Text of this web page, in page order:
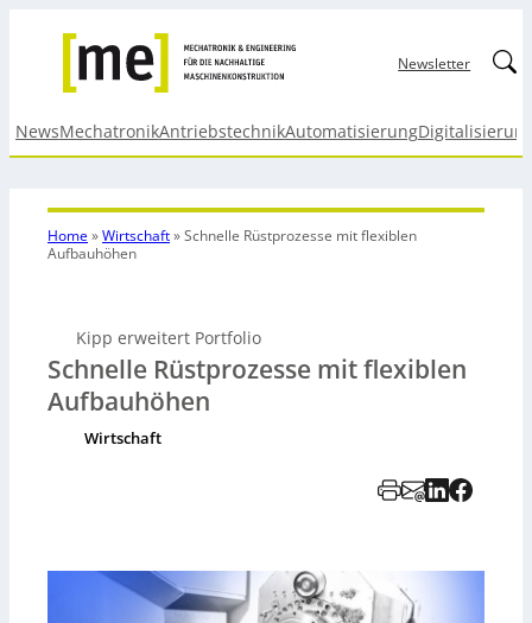
Newsletter
NewsMechatronikAntriebstechnikAutomatisierung
Home»Wirtschaft»Schnelle Rüstprozesse mit flexiblen
Aufbauhöhen
Kipp erweitert Portfolio
Schnelle Rüstprozesse mit flexiblen
Aufbauhöhen
Wirtschaft